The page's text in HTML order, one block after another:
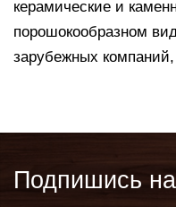
керамические и
порошокообразном
зарубежных компаний,
Подпишись